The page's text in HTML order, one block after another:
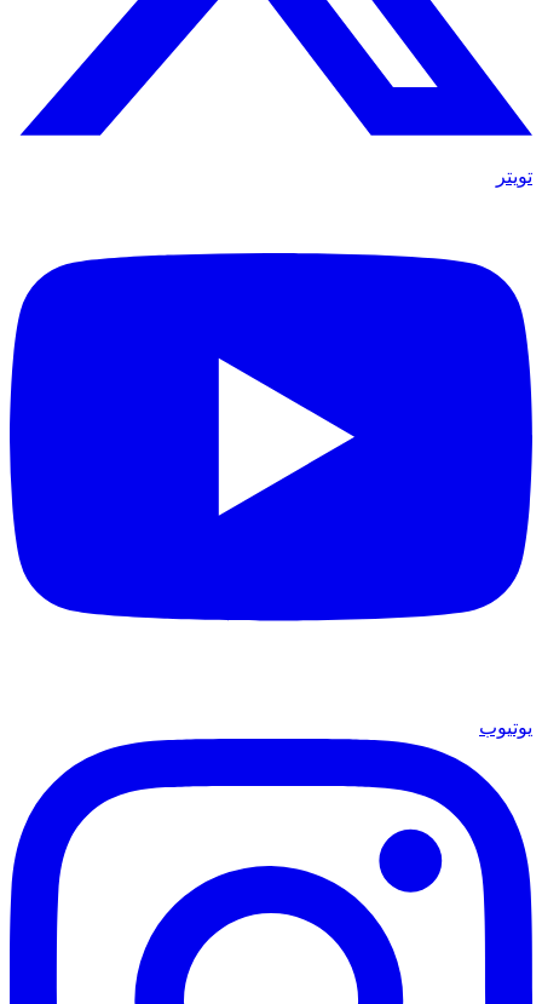
تويتر
يوتيوب